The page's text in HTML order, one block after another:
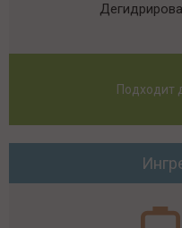
Подходит